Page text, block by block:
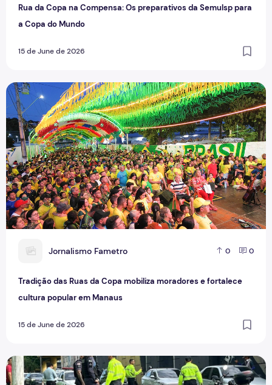
Rua da Copa na Compensa: Os preparativos da Semulsp para
a Copa do Mundo
15 de June de 2026
J Jornalismo Fametro 0 0
Tradição das Ruas da Copa mobiliza moradores e fortalece
cultura popular em Manaus
15 de June de 2026
Tradição das Ruas da Copa mobiliza moradores e
Trânsito intenso transforma deslocamentos em desafio